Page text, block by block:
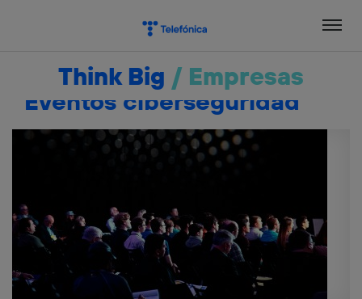
Think Big / Empresas
Eventos ciberseguridad